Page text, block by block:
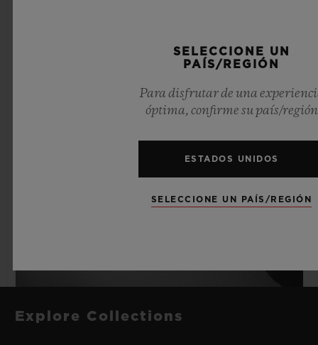
Explore Collections
SELECCIONE UN
PAÍS/REGIÓN
Para disfrutar de una
óptima, confirme su país/región
ESTADOS UNIDOS
SELECCIONE UN PAÍS/REGIÓN